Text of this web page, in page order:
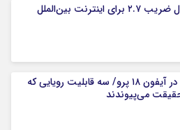
ماجرای اعمال ضریب ۲.۷ برای اینترنت بین‌الملل
تحول بزرگ در آیفون ۱۸ پرو/ سه قابلیت رویایی که
حقیقت می‌پیوندند